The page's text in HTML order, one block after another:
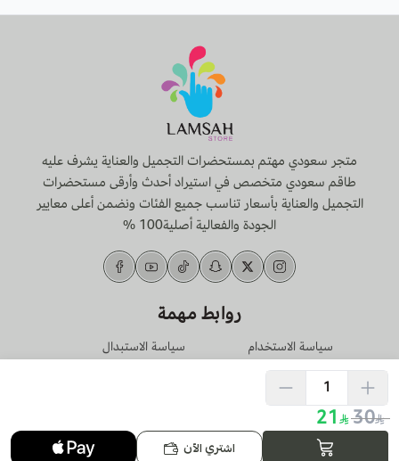
30
21
اشتري الآن
متجر سعودي مهتم بمستحضرات التجميل والعناية يشرف عليه
طاقم سعودي متخصص في استيراد أحدث وأرقى مستحضرات
التجميل والعناية بأسعار تناسب جميع الفئات ونضمن أعلى معايير
الجودة والفعالية أصلية100 %
روابط مهمة
سياسة الاستخدام
والخصوصية
سياسة الاستبدال
والإسترجاع